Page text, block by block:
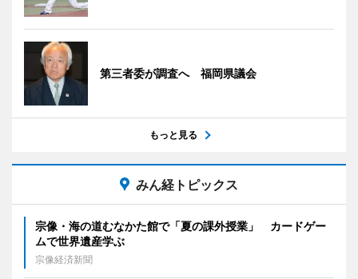
第三者委が調査へ 福岡県議会
もっと見る
みん経トピックス
宗像・海の道むなかた館で「夏の課外授業」 カードゲー
ムで世界遺産学ぶ
宗像経済新聞